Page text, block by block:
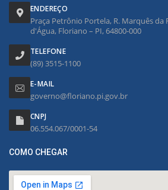
ENDEREÇO
Praça Petrônio Portela, R. Marquês da
d'Água, Floriano – PI, 64800-000
TELEFONE
(89) 3515-1100
E-MAIL
governo@floriano.pi.gov.br
CNPJ
06.554.067/0001-54
COMO CHEGAR